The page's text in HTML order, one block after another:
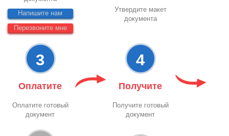
Напишите нам
Перезвоните мне
Утвердите макет
документа
3
Оплатите
Оплатите готовый
документ
4
Получите
Получите готовый
документ